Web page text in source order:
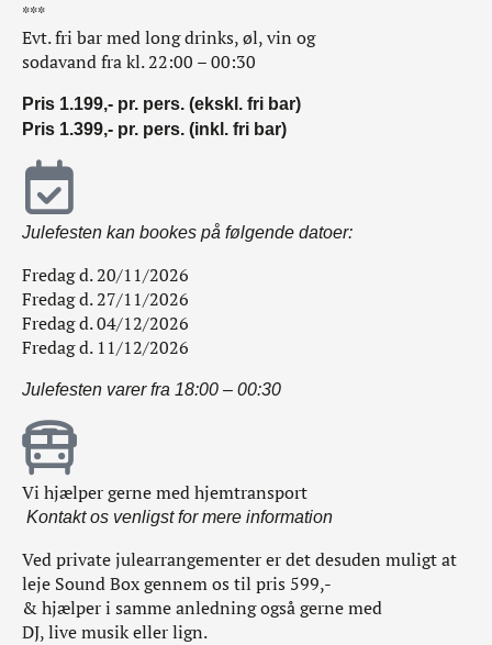
***
Evt. fri bar med long drinks, øl, vin og
sodavand fra kl. 22:00 – 00:30
Pris 1.199,- pr. pers. (ekskl. fri bar)
Pris 1.399,- pr. pers. (inkl. fri bar)
Julefesten kan bookes på følgende datoer:
Fredag d. 20/11/2026
Fredag d. 27/11/2026
Fredag d. 04/12/2026
Fredag d. 11/12/2026
Julefesten varer fra 18:00 – 00:30
Vi hjælper gerne med hjemtransport
Kontakt os venligst for mere information
Ved private julearrangementer er det desuden muligt at
leje Sound Box gennem os til pris 599,-
& hjælper i samme anledning også gerne med
DJ, live musik eller lign.